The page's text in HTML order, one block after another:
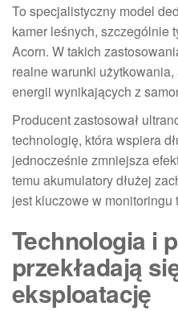
To specjalistyczny model
kamer leśnych, szczególnie
Acorn. W takich
realne warunki
energii wynikających z
Producent zastosował
technologię, która wspiera
jednocześnie zmniejsza
temu akumulatory dłużej
jest kluczowe w monitoringu
Technologia i
przekładają
eksploatację